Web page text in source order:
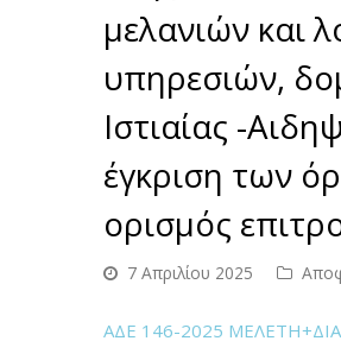
μελανιών και
υπηρεσιών,
Ιστιαίας -
έγκριση των
ορισμός
7 Απριλίου 2025
ΑΔΕ 146-2025